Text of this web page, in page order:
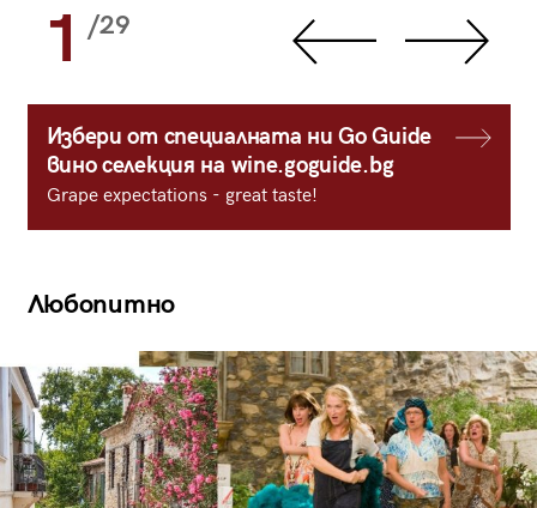
1 /29
Избери от специалната ни Go Guide
вино селекция на wine.goguide.bg
Grape expectations - great taste!
Любопитно